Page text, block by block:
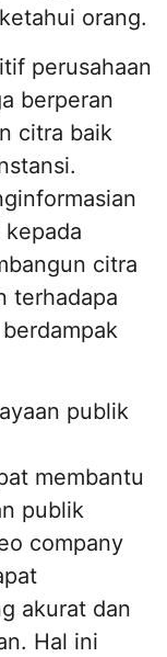
orang.
perusahaan
berperan
citra baik
citra
terhadapa
publik
membantu
publik
company
akurat dan
Hal ini